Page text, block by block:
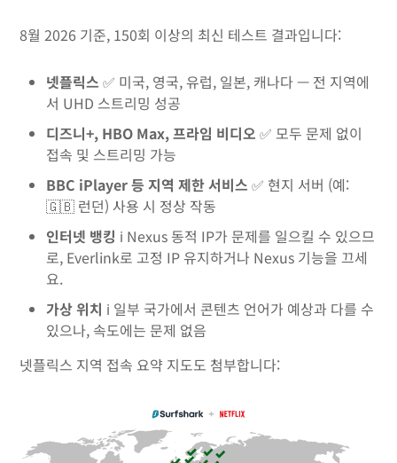
8월 2026 기준, 150회 이상의 최신 테스트 결과입니다:
넷플릭스 ✅ 미국, 영국, 유럽, 일본, 캐나다 — 전 지역에
서 UHD 스트리밍 성공
디즈니+, HBO Max, 프라임 비디오 ✅ 모두 문제 없이
접속 및 스트리밍 가능
BBC iPlayer 등 지역 제한 서비스 ✅ 현지 서버 (예:
🇬🇧 런던) 사용 시 정상 작동
인터넷 뱅킹 ℹ️ Nexus 동적 IP가 문제를 일으킬 수 있으므
로, Everlink로 고정 IP 유지하거나 Nexus 기능을 끄세
요.
가상 위치 ℹ️ 일부 국가에서 콘텐츠 언어가 예상과 다를 수
있으나, 속도에는 문제 없음
넷플릭스 지역 접속 요약 지도도 첨부합니다: